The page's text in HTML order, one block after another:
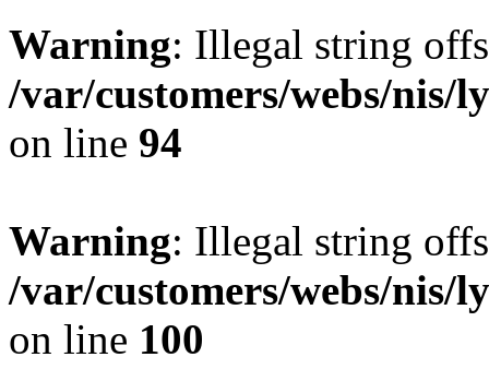
Warning: Illegal string
/var/customers/webs/
on line 94
Warning: Illegal string
/var/customers/webs/
on line 100